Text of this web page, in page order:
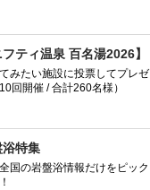
フティ温泉 百名湯2026】
みたい施設に投票してプレゼ
10回開催 / 合計260名様）
浴特集
国の岩盤浴情報だけをピッ